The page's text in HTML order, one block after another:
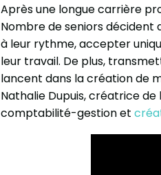
Après une longue carrière
Nombre de seniors décident
à leur rythme, accepter
leur travail. De plus,
lancent dans la création de
Nathalie Dupuis, créatrice
comptabilité-gestion et